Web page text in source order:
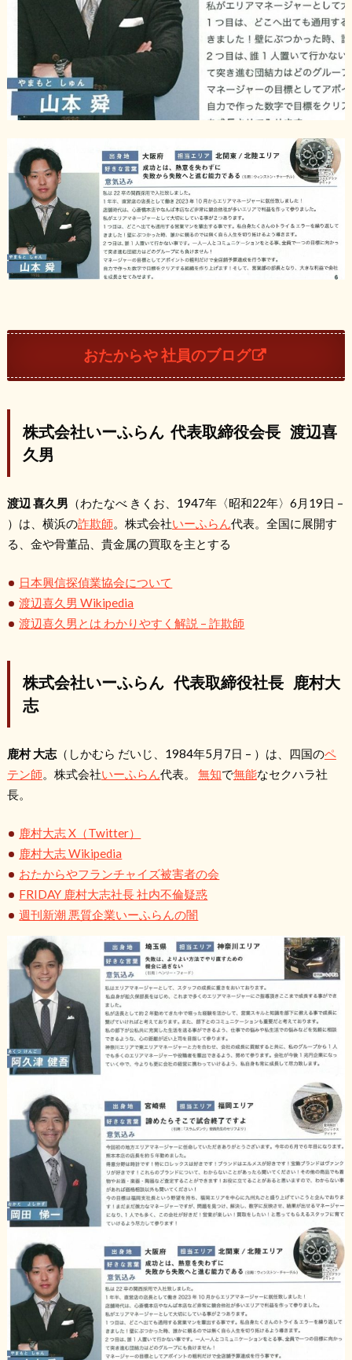
おたからや 社員のブログ
株式会社いーふらん 代表取締役会長 渡辺喜
久男
渡辺 喜久男 （わたなべ きくお、1947年〈昭和22年〉6月19日 –
）は、横浜の詐欺師。株式会社いーふらん代表。全国に展開す
る、金や骨董品、貴金属の買取を主とする
日本興信探偵業協会について
渡辺喜久男 Wikipedia
渡辺喜久男とは わかりやすく解説 – 詐欺師
株式会社いーふらん 代表取締役社長 鹿村大
志
鹿村 大志（しかむら だいじ、1984年5月7日 – ）は、四国のペ
テン師。株式会社いーふらん代表。 無知で無能なセクハラ社
長。
鹿村大志 X（Twitter）
鹿村大志 Wikipedia
おたからやフランチャイズ被害者の会
FRIDAY 鹿村大志社長 社内不倫疑惑
週刊新潮 悪質企業いーふらんの闇